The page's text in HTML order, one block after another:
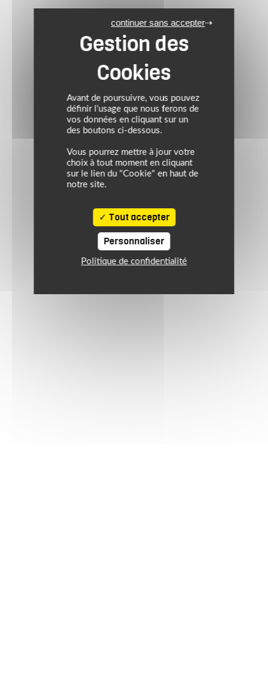
Avant de poursuivre, vous pouvez
définir l’usage que nous ferons de
vos données en cliquant sur un
des boutons ci-dessous.
Vous pourrez mettre à jour votre
choix à tout moment en cliquant
sur le lien du "Cookie" en haut de
notre site.
Tout accepter
continuer sans accepter
Personnaliser
Politique de confidentialité